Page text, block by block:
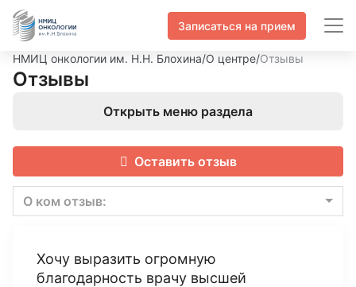
Записаться на прием
НМИЦ онкологии им. Н.Н. Блохина/О центре/Отзывы
Отзывы
Открыть меню раздела
Оставить отзыв
О ком отзыв:
Хочу выразить огромную
благодарность врачу высшей